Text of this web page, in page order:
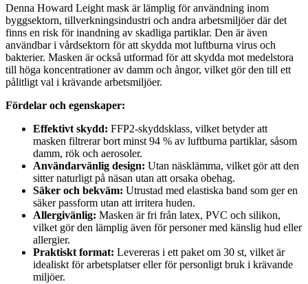
Denna Howard Leight mask är lämplig för användning inom
byggsektorn, tillverkningsindustri och andra arbetsmiljöer där det
finns en risk för inandning av skadliga partiklar. Den är även
användbar i vårdsektorn för att skydda mot luftburna virus och
bakterier. Masken är också utformad för att skydda mot medelstora
till höga koncentrationer av damm och ångor, vilket gör den till ett
pålitligt val i krävande arbetsmiljöer.
Fördelar och egenskaper:
Effektivt skydd: FFP2-skyddsklass, vilket betyder att
masken filtrerar bort minst 94 % av luftburna partiklar, såsom
damm, rök och aerosoler.
Användarvänlig design: Utan näsklämma, vilket gör att den
sitter naturligt på näsan utan att orsaka obehag.
Säker och bekväm: Utrustad med elastiska band som ger en
säker passform utan att irritera huden.
Allergivänlig: Masken är fri från latex, PVC och silikon,
vilket gör den lämplig även för personer med känslig hud eller
allergier.
Praktiskt format: Levereras i ett paket om 30 st, vilket är
idealiskt för arbetsplatser eller för personligt bruk i krävande
miljöer.